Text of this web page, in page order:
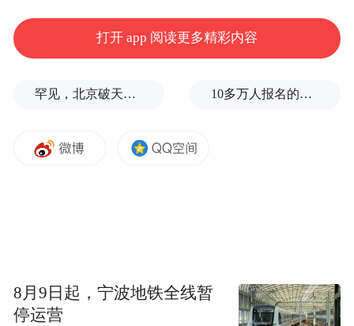
3、提供2.0L、2.4L、2.0T三种动力单元可
选，2.0T发动机用92#汽油即可。
打开 app 阅读更多精彩内容
罕见，北京破天荒率先救市，大松绑 10多万人报名的考试，成绩全部作废，公平么？
8月9日起，宁波地铁全线暂
停运营